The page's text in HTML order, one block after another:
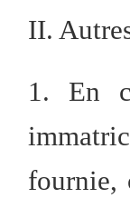
II.
1. En
fournie,